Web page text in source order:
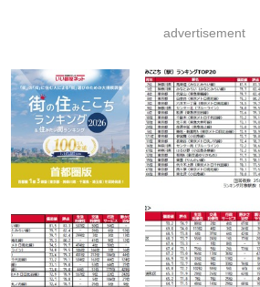
advertisement